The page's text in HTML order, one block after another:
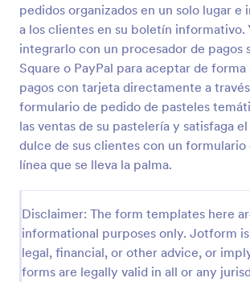
pedidos organizados en un solo lugar e
a los clientes en su boletín informativo.
integrarlo con un procesador de pagos
Square o PayPal para aceptar de forma
pagos con tarjeta directamente a
formulario de pedido de pasteles
las ventas de su pastelería y satisfaga
dulce de sus clientes con un formulario
línea que se lleva la palma.
Disclaimer: The form templates here
informational purposes only. Jotform
legal, financial, or other advice, or
forms are legally valid in all or any
Vista previa